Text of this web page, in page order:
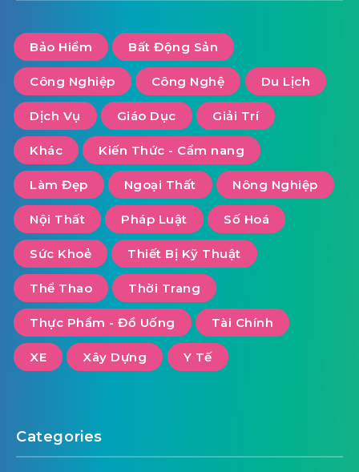
Tháng 1 13, 2025
Bán Condotel tại Hà Nội: Xu hướng đầu tư
BĐS nghỉ dưỡng “hot” nhất hiện nay
Tag Cloud
Bảo Hiểm Bất Động Sản
Công Nghiệp Công Nghệ
Dịch Vụ Giáo Dục Giải Trí
Khác Kiến Thức - Cẩm nang
Làm Đẹp Ngoại Thất
Thể Thao Thời Trang